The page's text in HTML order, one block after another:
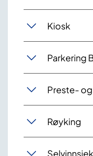
Kiosk
Parkering
Preste-
Røyking